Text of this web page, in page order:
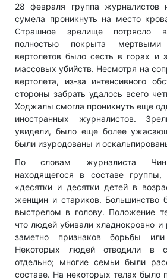
28 февраля группа журналистов
сумела проникнуть на место
Страшное зрелище потрясло
полностью покрыта
вертолетов было сесть в горах и
массовых убийств. Несмотря на
вертолета, из-за интенсивного
стороны забрать удалось всего
Ходжалы смогла проникнуть еще
иностранных журналистов.
увидели, было еще более
были изуродованы и
По словам журналиста
находящегося в составе
«десятки и десятки детей в
женщин и стариков.
выстрелом в голову. Положение
что людей убивали хладнокровно и
заметно признаков борьбы
Некоторых людей отводили в
отдельно; многие семьи были
составе. На некоторых телах было